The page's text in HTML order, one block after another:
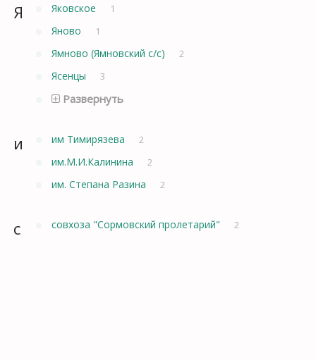
Я Яковское 1
Яново 1
Ямново (Ямновский с/с) 2
Ясенцы 3
Развернуть
и им Тимирязева 2
им.М.И.Калинина 2
им. Степана Разина 2
с совхоза "Сормовский пролетарий" 2